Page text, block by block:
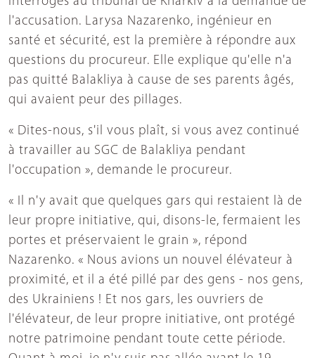
l'accusation. Larysa Nazarenko, ingénieur en
santé et sécurité, est la première à répondre aux
questions du procureur. Elle explique qu'elle n'a
pas quitté Balakliya à cause de ses parents âgés,
qui avaient peur des pillages.
« Dites-nous, s'il vous plaît, si vous avez continué
à travailler au SGC de Balakliya pendant
l'occupation », demande le procureur.
« Il n'y avait que quelques gars qui restaient là de
leur propre initiative, qui, disons-le, fermaient les
portes et préservaient le grain », répond
Nazarenko. « Nous avions un nouvel élévateur à
proximité, et il a été pillé par des gens - nos gens,
des Ukrainiens ! Et nos gars, les ouvriers de
l'élévateur, de leur propre initiative, ont protégé
notre patrimoine pendant toute cette période.